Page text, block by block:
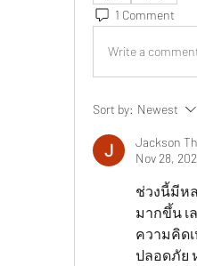
1 Comment
Write a
Sort by: Newest
Jackson
Nov 28,
ช่วงนี้มีห
มากขึ้น เ
ความคิด
ปลอดภัย